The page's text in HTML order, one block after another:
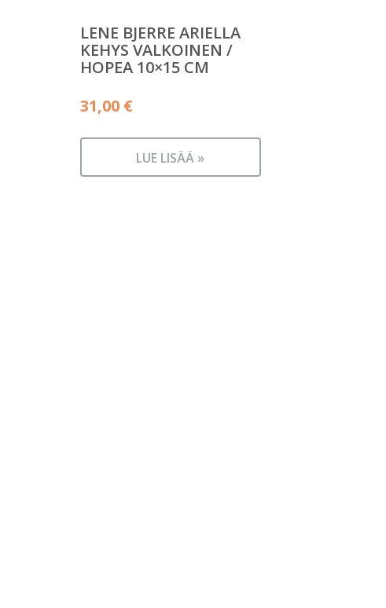
LENE BJERRE ARIELLA
KEHYS VALKOINEN /
HOPEA 10×15 CM
31,00 €
LUE LISÄÄ »